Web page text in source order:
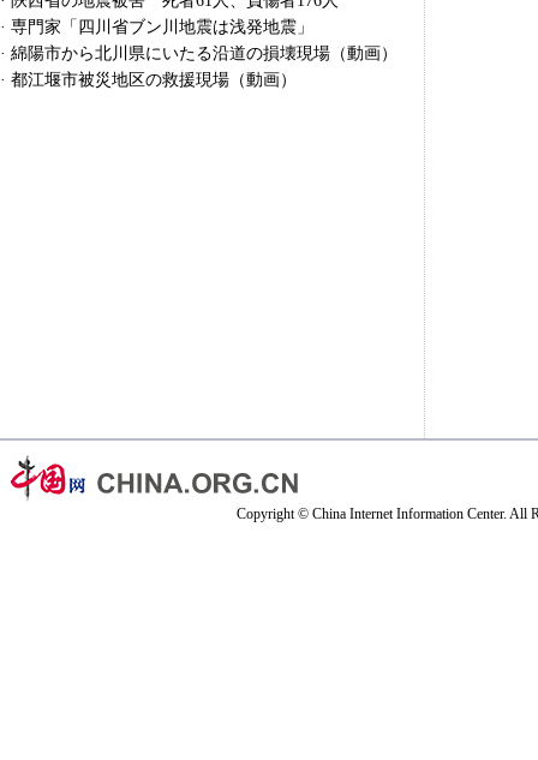
· 専門家「四川省ブン川地震は浅発地震」
· 綿陽市から北川県にいたる沿道の損壊現場（動画）
· 都江堰市被災地区の救援現場（動画）